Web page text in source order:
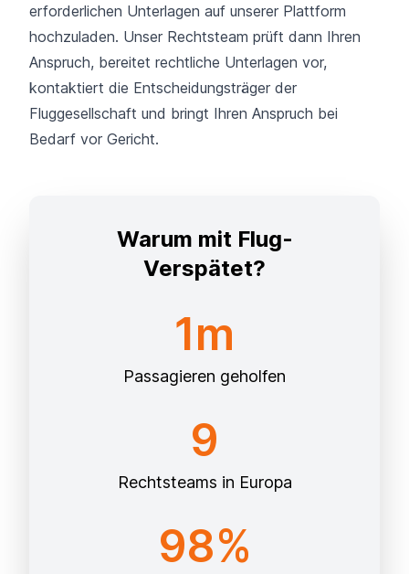
erforderlichen Unterlagen auf unserer Plattform
hochzuladen. Unser Rechtsteam prüft dann Ihren
Anspruch, bereitet rechtliche Unterlagen vor,
kontaktiert die Entscheidungsträger der
Fluggesellschaft und bringt Ihren Anspruch bei
Bedarf vor Gericht.
Warum mit Flug-
Verspätet?
1m
Passagieren geholfen
9
Rechtsteams in Europa
98%